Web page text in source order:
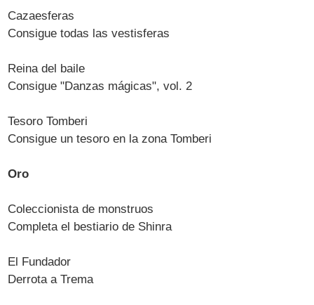
Cazaesferas
Consigue todas las vestisferas
Reina del baile
Consigue "Danzas mágicas", vol. 2
Tesoro Tomberi
Consigue un tesoro en la zona Tomberi
Oro
Coleccionista de monstruos
Completa el bestiario de Shinra
El Fundador
Derrota a Trema